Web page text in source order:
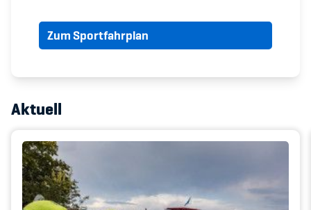
Blog
Infomails
Kinderbetreuung
Zum Sportfahrplan
Aktuell